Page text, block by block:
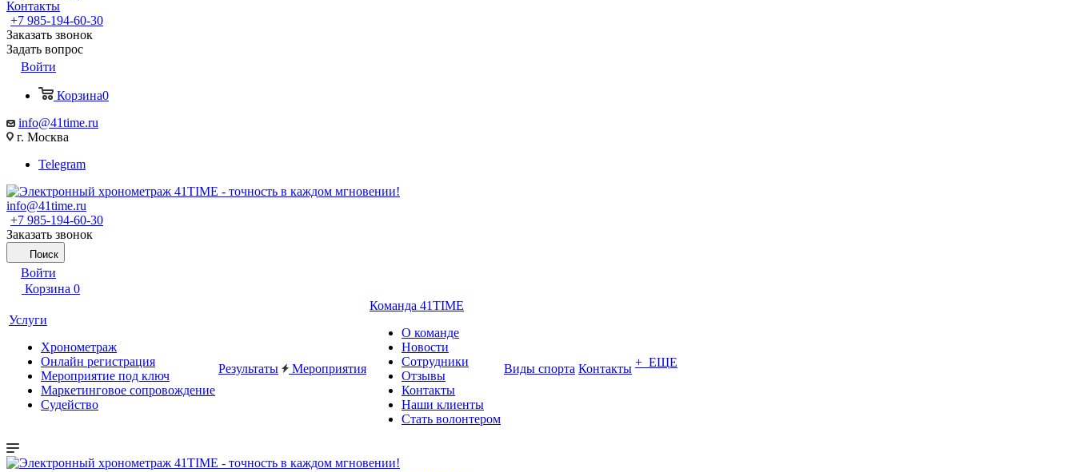
Контакты
+7 985-194-60-30
Заказать звонок
Задать вопрос
Войти
Корзина0
info@41time.ru
г. Москва
Telegram
info@41time.ru
+7 985-194-60-30
Заказать звонок
Поиск
Войти
Корзина 0
Услуги
Хронометраж
Онлайн регистрация
Мероприятие под ключ
Маркетинговое сопровождение
Судейство
Результаты Мероприятия
Команда 41TIME
О команде
Новости
Сотрудники
Отзывы
Контакты
Наши клиенты
Стать волонтером
Виды спорта Контакты + ЕЩЕ